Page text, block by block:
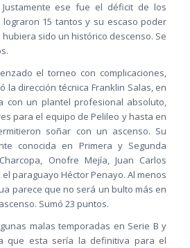
ese fue el déficit de los
15 tantos y su escaso poder
sido un histórico descenso. Se
el torneo con complicaciones,
la dirección técnica Franklin Salas, en
con un plantel profesional absoluto,
para el equipo de Pelileo y hasta en
soñar con un ascenso. Su
conocida en Primera y Segunda
Onofre Mejía, Juan Carlos
paraguayo Héctor Penayo. Al menos
parece que no será un bulto más en
Sumó 23 puntos.
malas temporadas en Serie B y
que esta sería la definitiva para el